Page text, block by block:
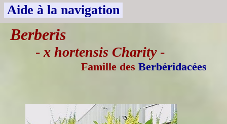
Aide à la navigation
Berberis
- x hortensis Charity -
Famille des Berbéridacées